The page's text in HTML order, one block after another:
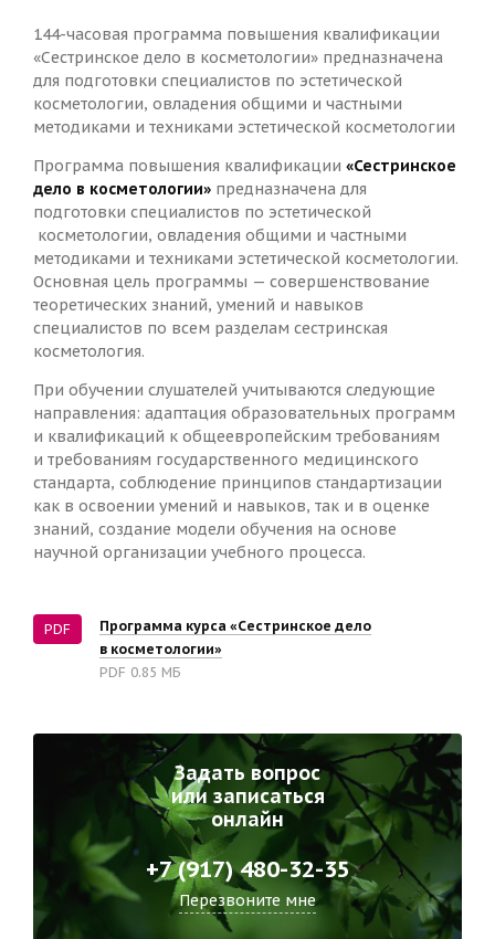
144-часовая программа повышения квалификации
«Сестринское дело в косметологии» предназначена
для подготовки специалистов по эстетической
косметологии, овладения общими и частными
методиками и техниками эстетической косметологии
Программа повышения квалификации «Сестринское
дело в косметологии» предназначена для
подготовки специалистов по эстетической
косметологии, овладения общими и частными
методиками и техниками эстетической косметологии.
Основная цель программы — совершенствование
теоретических знаний, умений и навыков
специалистов по всем разделам сестринская
косметология.
При обучении слушателей учитываются следующие
направления: адаптация образовательных программ
и квалификаций к общеевропейским требованиям
и требованиям государственного медицинского
стандарта, соблюдение принципов стандартизации
как в освоении умений и навыков, так и в оценке
знаний, создание модели обучения на основе
научной организации учебного процесса.
PDF
Программа курса «Сестринское дело
в косметологии»
PDF 0.85 MБ
Задать вопрос
или записаться
онлайн
+7 (917) 480-32-35
Перезвоните мне